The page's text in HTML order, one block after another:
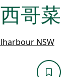
哥菜
NSW